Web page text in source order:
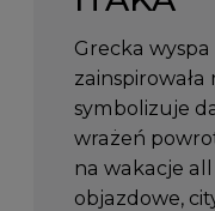
Grecka
symbolizuje
wrażeń
na wakacje
objazdowe,